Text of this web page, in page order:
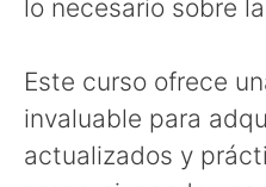
lo necesario sobre
Este curso ofrece
invaluable para
actualizados y